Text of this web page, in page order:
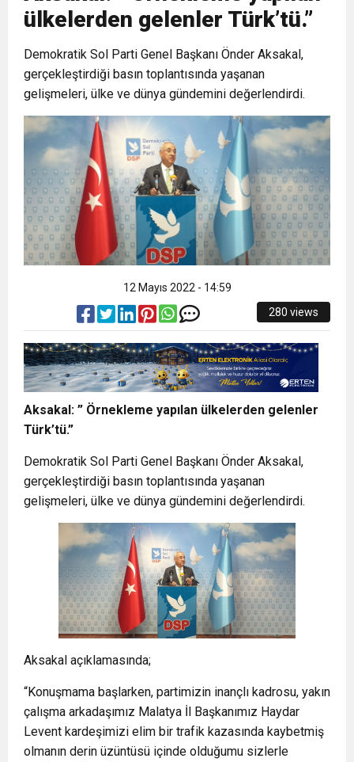
Cumhuriyet, Türk Milletinin Özgürlük
ve Onur Nişanesidir
6:19 HBB BAŞKANI ÖNTÜRK’ÜN
CUMHURİYET BAYRAMI MESAJI
17:36 KURUMLAR VERGİSİ ERTELENDİ
1:00 İTSO İŞ-KUR SGK TOPLANTI
DUYURUSU
21:40 CEYLANDERE’DE BAŞKAN EMRAH
KARAÇAY’A SEVGİ SELİ
18:22 BAŞKAN SAMİ ÜSTÜN’DEN
ülkelerden gelenler Türk’tü.”
Demokratik Sol Parti Genel Başkanı Önder Aksakal,
gerçekleştirdiği basın toplantısında yaşanan
gelişmeleri, ülke ve dünya gündemini değerlendirdi.
12 Mayıs 2022 - 14:59
280 views
Aksakal: ” Örnekleme yapılan ülkelerden gelenler
Türk’tü.”
Demokratik Sol Parti Genel Başkanı Önder Aksakal,
gerçekleştirdiği basın toplantısında yaşanan
gelişmeleri, ülke ve dünya gündemini değerlendirdi.
Aksakal açıklamasında;
“Konuşmama başlarken, partimizin inançlı kadrosu, yakın
çalışma arkadaşımız Malatya İl Başkanımız Haydar
Levent kardeşimizi elim bir trafik kazasında kaybetmiş
olmanın derin üzüntüsü içinde olduğumu sizlerle